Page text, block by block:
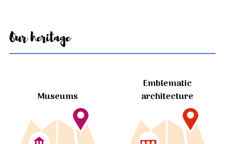
Our heritage
Museums
Emblematic
architecture